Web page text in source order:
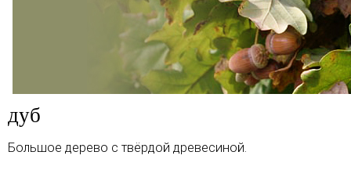
дуб
Большое дерево с твёрдой древесиной.